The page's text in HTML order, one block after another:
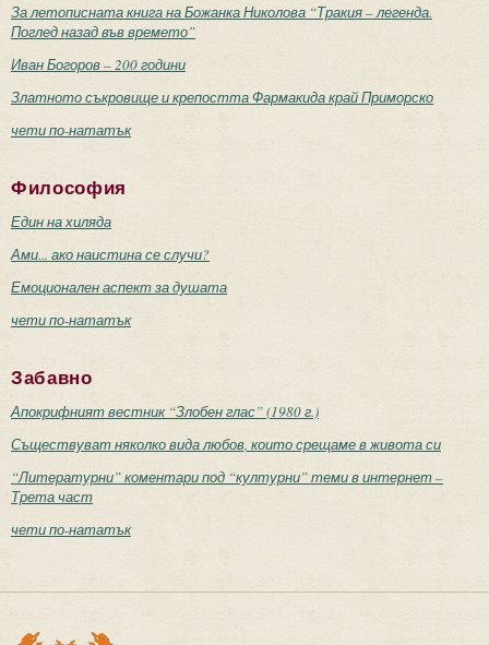
За летописната книга на Божанка Николова “Тракия – легенда.
Поглед назад във времето”
Иван Богоров – 200 години
Златното съкровище и крепостта Фармакида край Приморско
чети по-нататък
Философия
Един на хиляда
Ами... ако наистина се случи?
Емоционален аспект за душата
чети по-нататък
Забавно
Апокрифният вестник “Злобен глас” (1980 г.)
Съществуват няколко вида любов, които срещаме в живота си
“Литературни” коментари под “културни” теми в интернет –
Трета част
чети по-нататък